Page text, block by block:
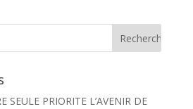
SEULE PRIORITE L’AVENIR DE